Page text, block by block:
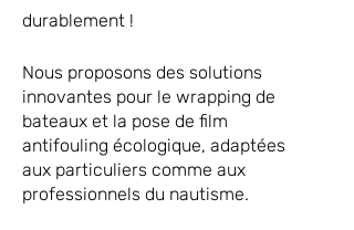
durablement !
Nous proposons des solutions
innovantes pour le wrapping de
bateaux et la pose de film
antifouling écologique, adaptées
aux particuliers comme aux
professionnels du nautisme.